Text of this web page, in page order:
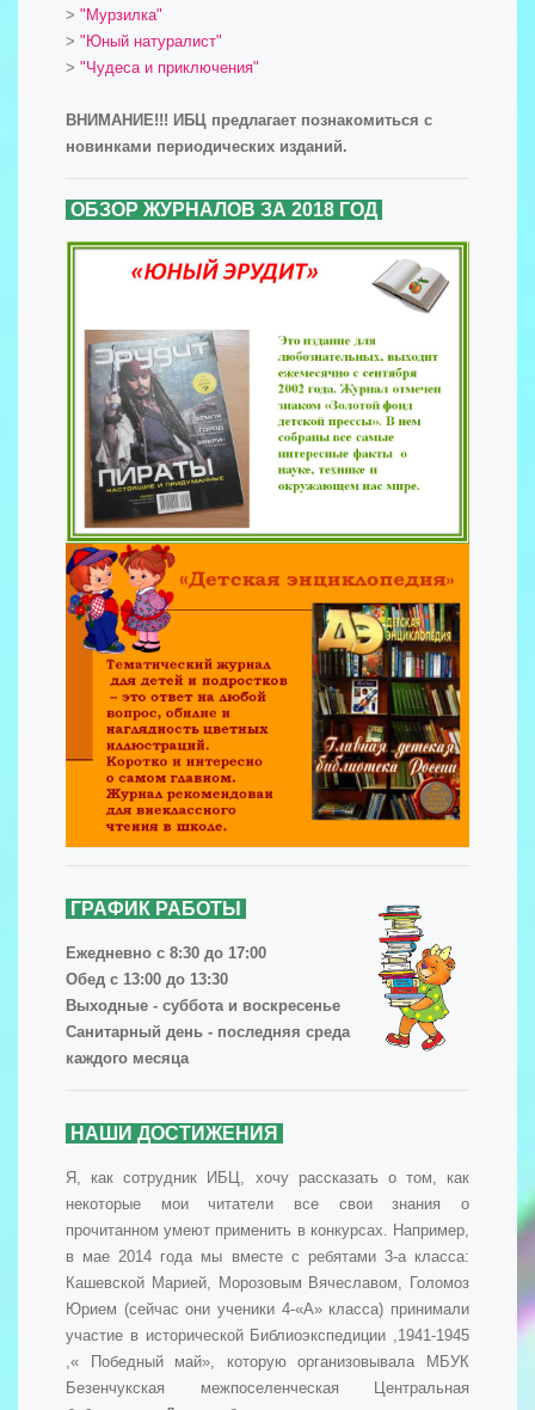
> "Мурзилка"
> "Юный натуралист"
> "Чудеса и приключения"
ВНИМАНИЕ!!! ИБЦ предлагает познакомиться с
новинками периодических изданий.
ОБЗОР ЖУРНАЛОВ ЗА 2018 ГОД
ГРАФИК РАБОТЫ
Ежедневно с 8:30 до 17:00
Обед с 13:00 до 13:30
Выходные - суббота и воскресенье
Санитарный день - последняя среда
каждого месяца
НАШИ ДОСТИЖЕНИЯ
Я, как сотрудник ИБЦ, хочу рассказать о том, как
некоторые мои читатели все свои знания о
прочитанном умеют применить в конкурсах. Например,
в мае 2014 года мы вместе с ребятами 3-а класса:
Кашевской Марией, Морозовым Вячеславом, Голомоз
Юрием (сейчас они ученики 4-«А» класса) принимали
участие в исторической Библиоэкспедиции ,1941-1945
,« Победный май», которую организовывала МБУК
Безенчукская межпоселенческая Центральная